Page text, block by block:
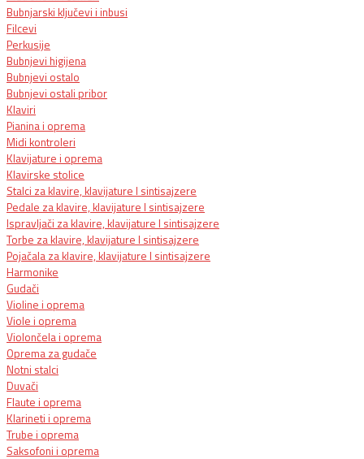
Bubnjarski ključevi i inbusi
Filcevi
Perkusije
Bubnjevi higijena
Bubnjevi ostalo
Bubnjevi ostali pribor
Klaviri
Pianina i oprema
Midi kontroleri
Klavijature i oprema
Klavirske stolice
Stalci za klavire, klavijature I sintisajzere
Pedale za klavire, klavijature I sintisajzere
Ispravljači za klavire, klavijature I sintisajzere
Torbe za klavire, klavijature I sintisajzere
Pojačala za klavire, klavijature I sintisajzere
Harmonike
Gudači
Violine i oprema
Viole i oprema
Violončela i oprema
Oprema za gudače
Notni stalci
Duvači
Flaute i oprema
Klarineti i oprema
Trube i oprema
Saksofoni i oprema